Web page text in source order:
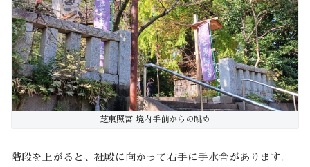
芝東照宮 境内手前からの眺め
階段を上がると、社殿に向かって右手に手水舎があります。